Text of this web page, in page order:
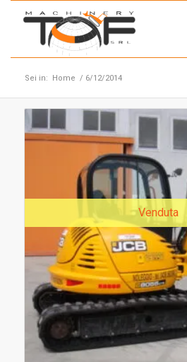
Sei in: Home / 6/12/2014
Venduta